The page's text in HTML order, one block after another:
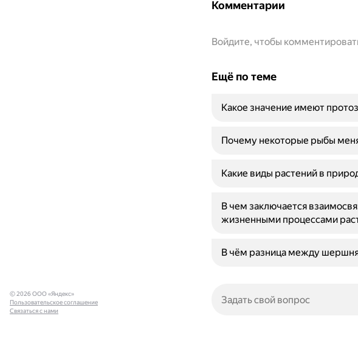
Комментарии
Войдите, чтобы
Ещё по теме
Какое значение имеют
Почему некоторые рыбы
Какие виды растений в
В чем заключается
жизненными процессами
В чём разница между
© 2026 ООО «Яндекс»
Пользовательское соглашение
Связаться с нами